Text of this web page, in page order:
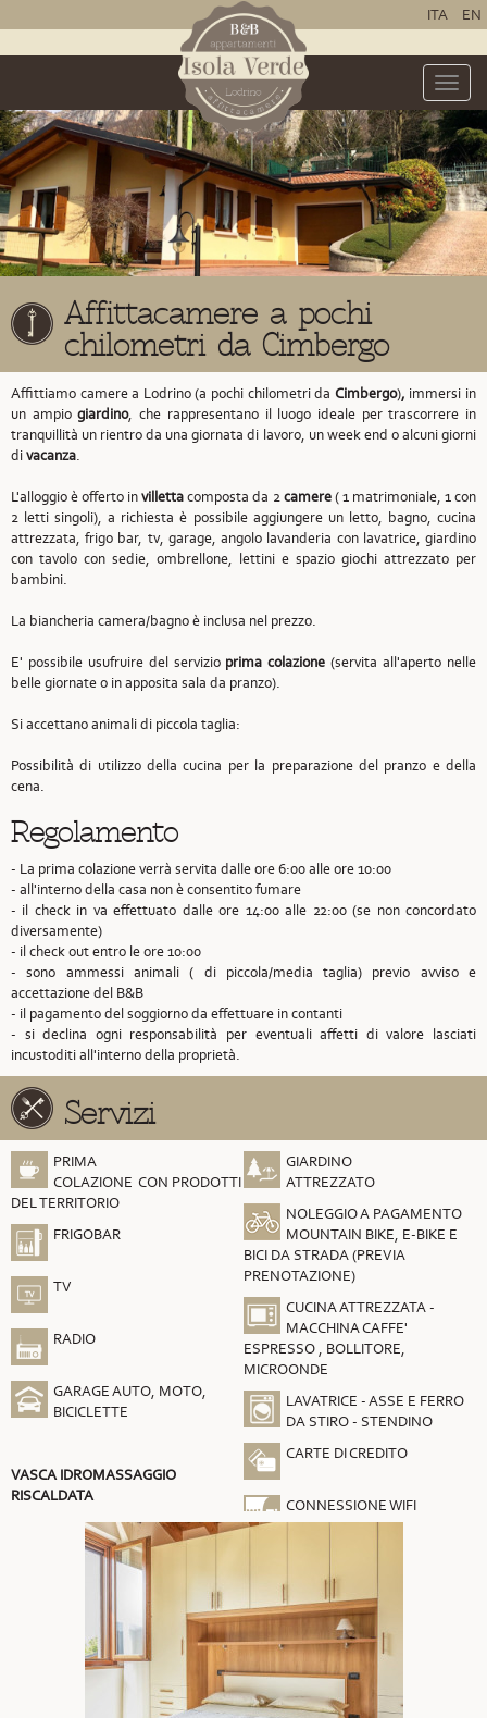
ITA EN
Toggle
Affittacamere a pochi
chilometri da Cimbergo
Affittiamo camere a Lodrino (a pochi chilometri da Cimbergo), immersi in
un ampiogiardino, che rappresentano il luogo ideale per trascorrere in
tranquillità un rientro da una giornata di lavoro, un week end o alcuni giorni
divacanza.
L'alloggio è offerto invillettacomposta da 2camere( 1 matrimoniale, 1 con
2 letti singoli), a richiesta è possibile aggiungere un letto, bagno, cucina
attrezzata, frigo bar, tv, garage, angolo lavanderia con lavatrice, giardino
con tavolo con sedie, ombrellone, lettini e spazio giochi attrezzato per
bambini.
La biancheria camera/bagno è inclusa nel prezzo.
E' possibile usufruire del servizio prima colazione (servita all'aperto nelle
belle giornate o in apposita sala da pranzo).
Si accettano animali di piccola taglia:
Possibilità di utilizzo della cucina per la preparazione del pranzo e della
cena.
Regolamento
- La prima colazione verrà servita dalle ore 6:00 alle ore 10:00
- all'interno della casa non è consentito fumare
- il check in va effettuato dalle ore 14:00 alle 22:00 (se non concordato
diversamente)
- il check out entro le ore 10:00
- sono ammessi animali ( di piccola/media taglia) previo avviso e
accettazione del B&B
- il pagamento del soggiorno da effettuare in contanti
- si declina ogni responsabilità per eventuali affetti di valore lasciati
incustoditi all'interno della proprietà.
Servizi
PRIMA
COLAZIONE CON PRODOTTI
DEL TERRITORIO
FRIGOBAR
TV
RADIO
GARAGE AUTO, MOTO,
BICICLETTE
VASCA IDROMASSAGGIO
RISCALDATA
GIARDINO
ATTREZZATO
NOLEGGIO A PAGAMENTO
MOUNTAIN BIKE, E-BIKE E
BICI DA STRADA (PREVIA
PRENOTAZIONE)
CUCINA ATTREZZATA -
MACCHINA CAFFE'
ESPRESSO , BOLLITORE,
MICROONDE
LAVATRICE - ASSE E FERRO
DA STIRO - STENDINO
CARTE DI CREDITO
CONNESSIONE WIFI
GRATUITA